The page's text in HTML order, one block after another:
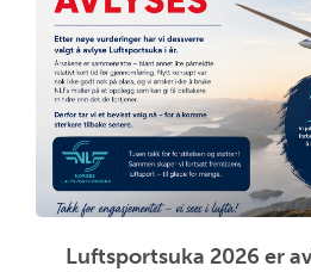
Luftsportsuka 2026 er